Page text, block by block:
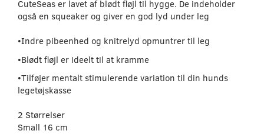
CuteSeas er lavet af blødt fløjl til hygge. De indeholder
også en squeaker og giver en god lyd under leg
•Indre pibeenhed og knitrelyd opmuntrer til leg
•Blødt fløjl er ideelt til at kramme
•Tilføjer mentalt stimulerende variation til din hunds
legetøjskasse
2 Størrelser
Small 16 cm